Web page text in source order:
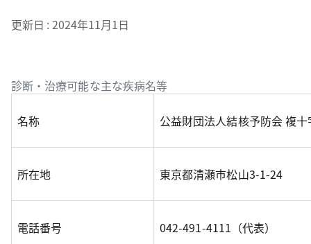
更新日 2024年11月1日
診断・治療可能な主な疾病名等
名称 公益財団法人結核予防会 複
所在地 東京都清瀬市松山3-1-24
電話番号 042-491-4111（代表）